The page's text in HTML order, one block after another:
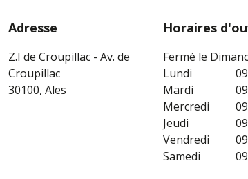
Adresse
Z.I de Croupillac - Av. de
Croupillac
30100, Ales
Horaires
Fermé le
Lundi
Mardi
Mercredi
Jeudi
Vendredi
Samedi